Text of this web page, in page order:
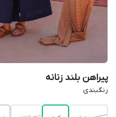
پیراهن بلند زنانه
رنگبندی